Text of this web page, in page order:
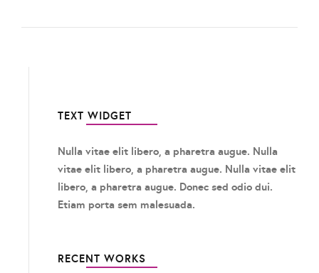
TEXT WIDGET
Nulla vitae elit libero, a pharetra augue. Nulla
vitae elit libero, a pharetra augue. Nulla vitae elit
libero, a pharetra augue. Donec sed odio dui.
Etiam porta sem malesuada.
RECENT WORKS